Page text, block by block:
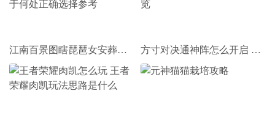
江南百景图瞎琵琶女安葬于何处选什么 瞎琵琶女安葬于何处正确选择参考 方寸对决通神阵怎么开启 方寸对决通神阵开启攻略一览